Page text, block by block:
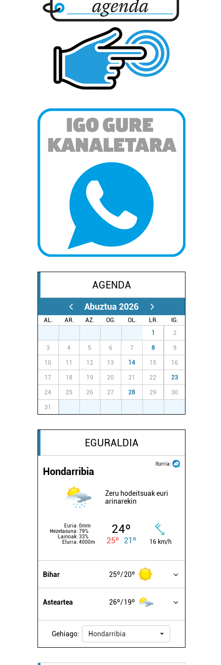
AGENDA
Abuztua 2026
AL. AR. AZ. OG. OL. LR.
IG.
1 2
3 4 5 6 7 8 9
10 11 12 13 14 15 16
17 18 19 20 21 22 23
24 25 26 27 28 29 30
31
EGURALDIA
Iturria:
Hondarribia
Zeru hodeitsuak euri
arinarekin
Euria: 0mm
Hezetasuna: 79%
Lainoak: 33%
Elurra: 4000m
24º
25º 21º 16 km/h
Bihar 25º 20º
Asteartea 26º 19º
Gehiago: Hondarribia